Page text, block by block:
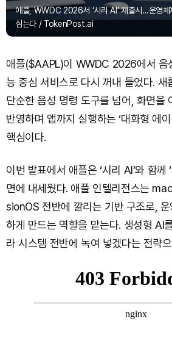
애플, WWDC 2026서 ‘시리 AI’ 재출시…운영체
심는다 / TokenPost.ai
애플($AAPL)이 WWDC 2026에서 음
능 중심 서비스로 다시 꺼내 들었다. 새
단순한 음성 명령 도구를 넘어, 화면을
반영하며 앱까지 실행하는 ‘대화형 에
핵심이다.
이번 발표에서 애플은 ‘시리 AI’와 함께
면에 내세웠다. 애플 인텔리전스는
sionOS 전반에 깔리는 기반 구조로,
하게 만드는 역할을 맡는다. 생성형 AI
라 시스템 전반에 녹여 넣겠다는 전략